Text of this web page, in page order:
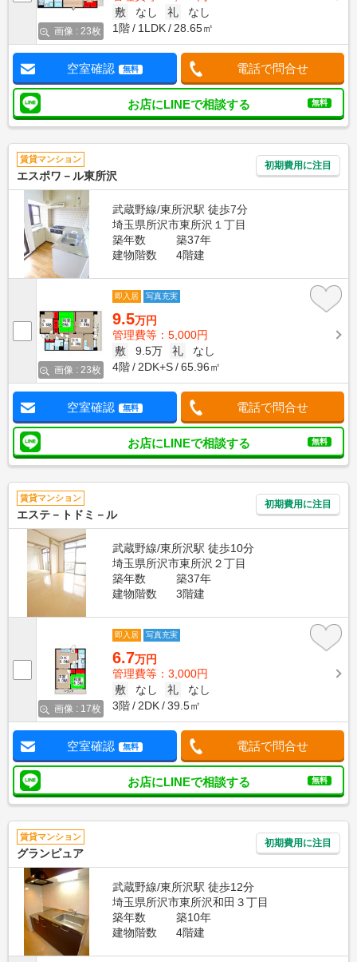
画像 : 23枚
敷
なし 礼
なし
1階
1LDK 28.65㎡
空室確認 無料 電話で問合せ
お店にLINEで相談する 無料
賃貸マンション
エスポワ－ル東所沢
初期費用に注目
武蔵野線/東所沢駅 徒歩7分
埼玉県所沢市東所沢１丁目
築年数
築37年
建物階数
4階建
画像 : 23枚
即入居 写真充実
9.5万円
管理費等：5,000円
敷
9.5万 礼
なし
4階
2DK+S 65.96㎡
空室確認 無料 電話で問合せ
お店にLINEで相談する 無料
賃貸マンション
エステ－トドミ－ル
初期費用に注目
武蔵野線/東所沢駅 徒歩10分
埼玉県所沢市東所沢２丁目
築年数
築37年
建物階数
3階建
画像 : 17枚
即入居 写真充実
6.7万円
管理費等：3,000円
敷
なし 礼
なし
3階
2DK 39.5㎡
空室確認 無料 電話で問合せ
お店にLINEで相談する 無料
賃貸マンション
グランピュア
初期費用に注目
武蔵野線/東所沢駅 徒歩12分
埼玉県所沢市東所沢和田３丁目
築年数
築10年
建物階数
4階建